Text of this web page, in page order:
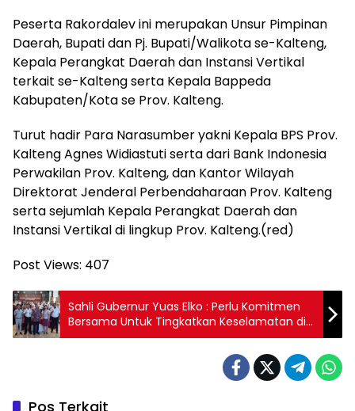
Peserta Rakordalev ini merupakan Unsur Pimpinan
Daerah, Bupati dan Pj. Bupati/Walikota se-Kalteng,
Kepala Perangkat Daerah dan Instansi Vertikal
terkait se-Kalteng serta Kepala Bappeda
Kabupaten/Kota se Prov. Kalteng.
Turut hadir Para Narasumber yakni Kepala BPS Prov.
Kalteng Agnes Widiastuti serta dari Bank Indonesia
Perwakilan Prov. Kalteng, dan Kantor Wilayah
Direktorat Jenderal Perbendaharaan Prov. Kalteng
serta sejumlah Kepala Perangkat Daerah dan
Instansi Vertikal di lingkup Prov. Kalteng.(red)
Post Views: 407
Sahli Gubernur Yuas Elko : Perlu Komitmen
Bersama Untuk Tingkatkan Keselamatan di
Bidang Transportasi
Pos Terkait